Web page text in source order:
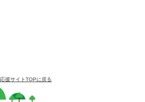
応援サイトTOPに戻る